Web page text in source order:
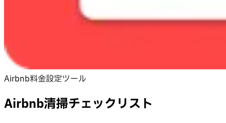
Airbnb料金設定ツール
Airbnb清掃チェックリスト